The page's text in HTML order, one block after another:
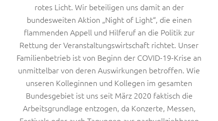
rotes Licht. Wir beteiligen uns damit an der
bundesweiten Aktion „Night of Light“, die einen
flammenden Appell und Hilferuf an die Politik zur
Rettung der Veranstaltungswirtschaft richtet. Unser
Familienbetrieb ist von Beginn der COVID-19-Krise an
unmittelbar von deren Auswirkungen betroffen. Wie
unseren Kolleginnen und Kollegen im gesamten
Bundesgebiet ist uns seit März 2020 faktisch die
Arbeitsgrundlage entzogen, da Konzerte, Messen,